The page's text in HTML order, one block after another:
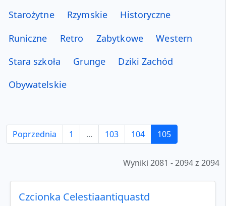
Starożytne
Rzymskie
Historyczne
Runiczne
Retro Zabytkowe
Western
Stara szkoła
Grunge
Dziki Zachód
Obywatelskie
Poprzednia 1 ... 103 104 105
Wyniki 2081 - 2094 z 2094
Czcionka Celestiaantiquastd